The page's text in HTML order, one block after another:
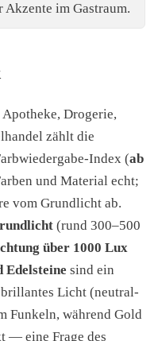
Akzente im Gastraum.
Drogerie,
zählt die
Index (ab
und Material echt;
vom Grundlicht ab.
(rund 300–500
über 1000 Lux
Edelsteine sind ein
Licht (neutral-
Funkeln, während Gold
— eine Frage des